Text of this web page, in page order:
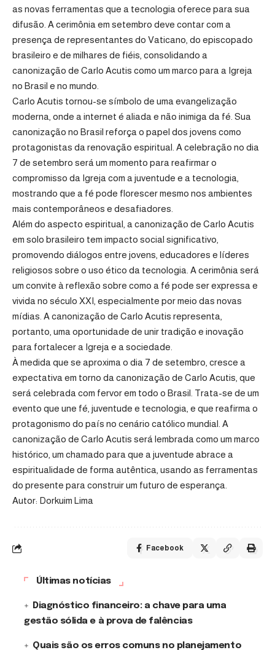
as novas ferramentas que a tecnologia oferece para sua
difusão. A cerimônia em setembro deve contar com a
presença de representantes do Vaticano, do episcopado
brasileiro e de milhares de fiéis, consolidando a
canonização de Carlo Acutis como um marco para a Igreja
no Brasil e no mundo.
Carlo Acutis tornou-se símbolo de uma evangelização
moderna, onde a internet é aliada e não inimiga da fé. Sua
canonização no Brasil reforça o papel dos jovens como
protagonistas da renovação espiritual. A celebração no dia
7 de setembro será um momento para reafirmar o
compromisso da Igreja com a juventude e a tecnologia,
mostrando que a fé pode florescer mesmo nos ambientes
mais contemporâneos e desafiadores.
Além do aspecto espiritual, a canonização de Carlo Acutis
em solo brasileiro tem impacto social significativo,
promovendo diálogos entre jovens, educadores e líderes
religiosos sobre o uso ético da tecnologia. A cerimônia será
um convite à reflexão sobre como a fé pode ser expressa e
vivida no século XXI, especialmente por meio das novas
mídias. A canonização de Carlo Acutis representa,
portanto, uma oportunidade de unir tradição e inovação
para fortalecer a Igreja e a sociedade.
À medida que se aproxima o dia 7 de setembro, cresce a
expectativa em torno da canonização de Carlo Acutis, que
será celebrada com fervor em todo o Brasil. Trata-se de um
evento que une fé, juventude e tecnologia, e que reafirma o
protagonismo do país no cenário católico mundial. A
canonização de Carlo Acutis será lembrada como um marco
histórico, um chamado para que a juventude abrace a
espiritualidade de forma autêntica, usando as ferramentas
do presente para construir um futuro de esperança.
Autor: Dorkuim Lima
Facebook
Últimas notícias
Diagnóstico financeiro: a chave para uma
gestão sólida e à prova de falências
Quais são os erros comuns no planejamento